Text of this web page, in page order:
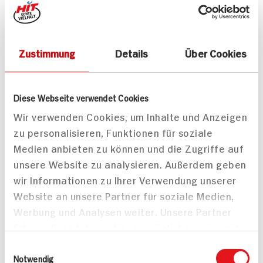
Zustimmung Details Über Cookies
Diese Webseite verwendet Cookies
Wir verwenden Cookies, um Inhalte und Anzeigen
zu personalisieren, Funktionen für soziale
Medien anbieten zu können und die Zugriffe auf
unsere Website zu analysieren. Außerdem geben
wir Informationen zu Ihrer Verwendung unserer
Website an unsere Partner für soziale Medien,
Werbung und Analysen weiter. Unsere Partner
bereitgestellt haben oder die sie im Rahmen
Notwendig
Radieschen-Feldsalat
45 min
Knoblauchbutter,